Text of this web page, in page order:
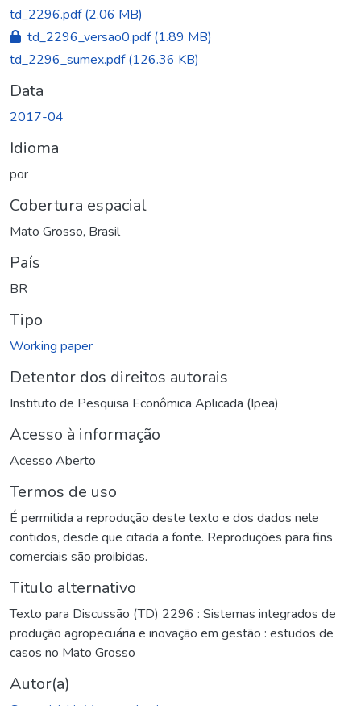
td_2296.pdf(2.06 MB)
td_2296_versao0.pdf(1.89 MB)
td_2296_sumex.pdf(126.36 KB)
Data
2017-04
Idioma
por
Cobertura espacial
Mato Grosso, Brasil
País
BR
Tipo
Working paper
Detentor dos direitos autorais
Instituto de Pesquisa Econômica Aplicada (Ipea)
Acesso à informação
Acesso Aberto
Termos de uso
É permitida a reprodução deste texto e dos dados nele
contidos, desde que citada a fonte. Reproduções para fins
comerciais são proibidas.
Titulo alternativo
Texto para Discussão (TD) 2296 : Sistemas integrados de
produção agropecuária e inovação em gestão : estudos de
casos no Mato Grosso
Autor(a)